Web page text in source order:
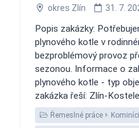
okres Zlín 31. 7.
Popis zakázky:
plynového kotle v
bezproblémový provoz
sezonou. Informace o
plynového kotle - typ
zakázka řeší: Zlín-
Řemeslné práce Kominíci